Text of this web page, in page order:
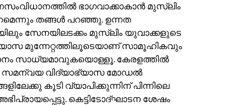
ഭാഗവാക്കാകാന്‍ മുസ്‌ലിം
തങ്ങള്‍ പറഞ്ഞു. ഉന്നത
സേനയിലടക്കം മുസ്‌ലിം യുവാക്കളുടെ
മുന്നേറ്റത്തിലൂടെയാണ് സാമൂഹികവും
സാധ്യമാവുകയൊള്ളൂ. കേരളത്തില്‍
സമന്വയ വിദ്യാഭ്യാസ മോഡല്‍
കൂടി വ്യാപിക്കുന്നിന് പിന്നിലെ
കെട്ടിടോദ്ഘാടന ശേഷം